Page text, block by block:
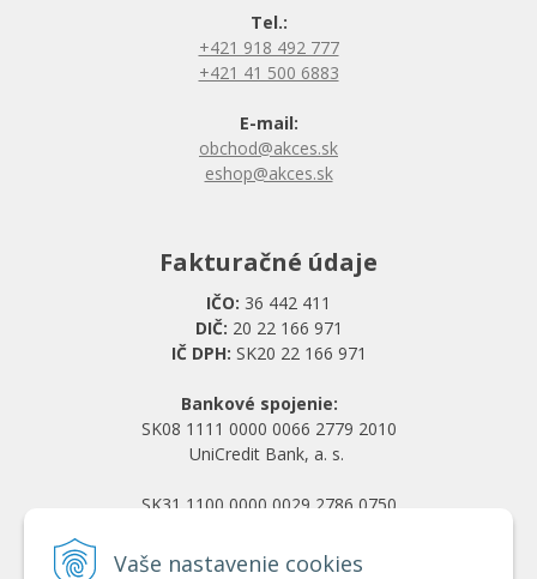
Vaše nastavenie cookies
Tel.:
+421 918 492 777
+421 41 500 6883
E-mail:
obchod@akces.sk
eshop@akces.sk
Fakturačné údaje
IČO: 36 442 411
DIČ: 20 22 166 971
IČ DPH: SK20 22 166 971
Bankové spojenie:
SK08 1111 0000 0066 2779 2010
UniCredit Bank, a. s.
SK31 1100 0000 0029 2786 0750